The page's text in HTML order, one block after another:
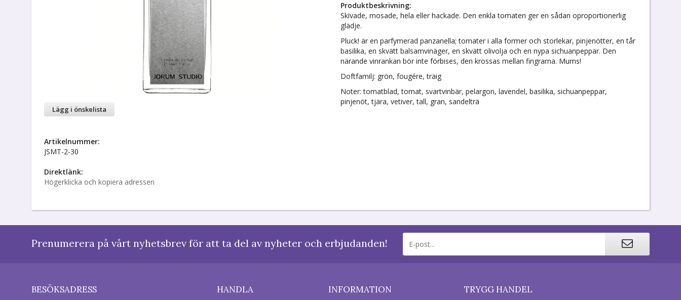
Produktbeskrivning:
Skivade, mosade, hela eller hackade. Den enkla tomaten ger en sådan oproportionerlig
glädje.
Pluck! är en parfymerad panzanella; tomater i alla former och storlekar, pinjenötter, en tår
basilika, en skvätt balsamvinäger, en skvätt olivolja och en nypa sichuanpeppar. Den
närande vinrankan bör inte förbises, den krossas mellan fingrarna. Mums!
Doftfamilj: grön, fougére, träig
Noter: tomatblad, tomat, svartvinbär, pelargon, lavendel, basilika, sichuanpeppar,
pinjenöt, tjära, vetiver, tall, gran, sandelträ
Lägg i önskelista
Artikelnummer:
JSMT-2-30
Direktlänk:
Högerklicka och kopiera adressen
Prenumerera på vårt nyhetsbrev för att ta del av nyheter och erbjudanden!
BESÖKSADRESS HANDLA INFORMATION TRYGG HANDEL